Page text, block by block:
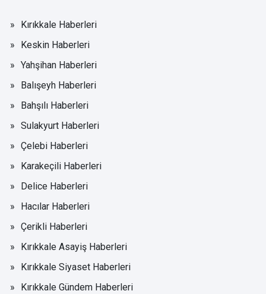
Kırıkkale Haberleri
Keskin Haberleri
Yahşihan Haberleri
Balışeyh Haberleri
Bahşılı Haberleri
Sulakyurt Haberleri
Çelebi Haberleri
Karakeçili Haberleri
Delice Haberleri
Hacılar Haberleri
Çerikli Haberleri
Kırıkkale Asayiş Haberleri
Kırıkkale Siyaset Haberleri
Kırıkkale Gündem Haberleri